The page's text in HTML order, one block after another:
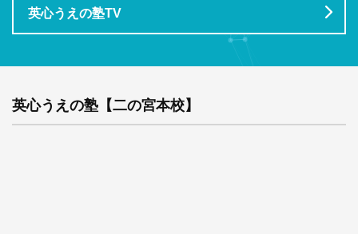
英心うえの塾TV
英心うえの塾【二の宮本校】